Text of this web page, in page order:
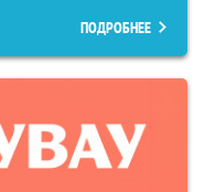
ПОДРОБНЕЕ